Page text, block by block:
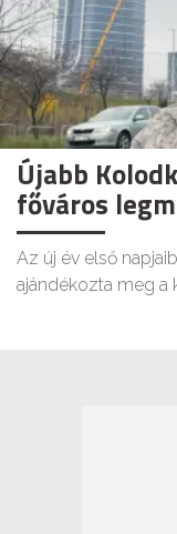
Újabb
főváros
Az új év első
ajándékozta meg a